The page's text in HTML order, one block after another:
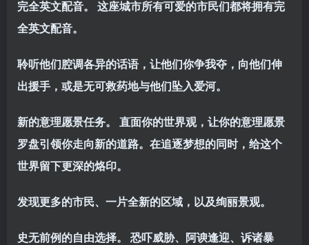
完全英文配音。 这座城市所有可爱的市民们都将拥有完
全英文配音。
聆听他们腔调各异的话语，让他们你争我夺，向他们伸
出援手，或是无可救药地与他们坠入爱河。
新的意理愿景任务。 直面你的世界观，让你的意理愿景
罗盘引领你走向新的道路。在追逐梦想的同时，给这个
世界留下更深的烙印。
发现更多的市民、一片全新的区域，以及绚丽景观。
史无前例的自由选择。 恐吓威胁、阿谀逢迎、诉诸暴